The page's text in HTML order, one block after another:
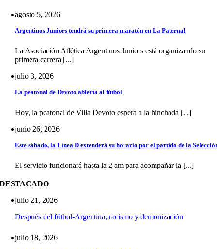
agosto 5, 2026
Argentinos Juniors tendrá su primera maratón en La Paternal
La Asociación Atlética Argentinos Juniors está organizando su
primera carrera [...]
julio 3, 2026
La peatonal de Devoto abierta al fútbol
Hoy, la peatonal de Villa Devoto espera a la hinchada [...]
junio 26, 2026
Este sábado, la Línea D extenderá su horario por el partido de la
El servicio funcionará hasta la 2 am para acompañar la [...]
DESTACADO
julio 21, 2026
Después del fútbol-Argentina, racismo y demonización
julio 18, 2026